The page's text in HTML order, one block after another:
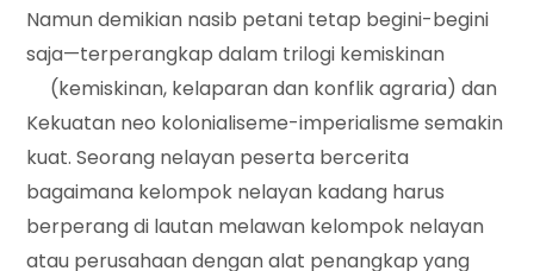
Namun demikian nasib petani tetap begini-begini
saja—terperangkap dalam trilogi kemiskinan
(kemiskinan, kelaparan dan konflik agraria) dan
Kekuatan neo kolonialiseme-imperialisme semakin
kuat. Seorang nelayan peserta bercerita
bagaimana kelompok nelayan kadang harus
berperang di lautan melawan kelompok nelayan
atau perusahaan dengan alat penangkap yang